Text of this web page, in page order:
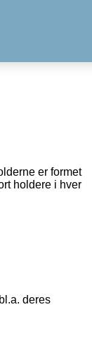
er formet
holdere i hver
deres